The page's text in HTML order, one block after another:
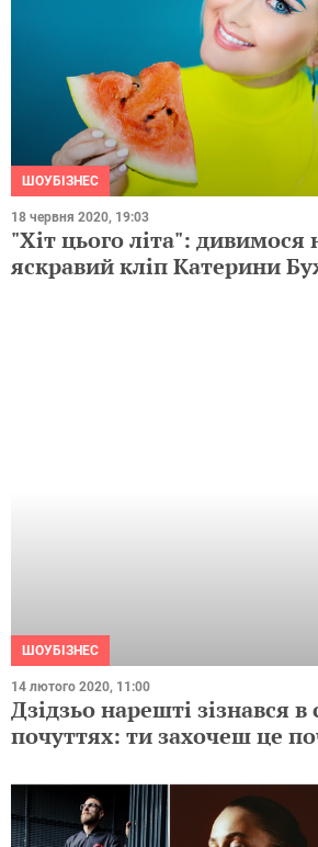
ШОУБІЗНЕС
18 червня 2020, 19:03
"Хіт цього літа": дивимося
яскравий кліп Катерини
ШОУБІЗНЕС
Дзідзьо нарешті зізнався в
почуттях: ти захочеш це